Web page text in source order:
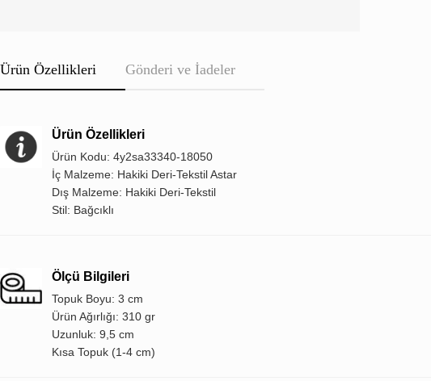
Ürün Özellikleri Gönderi ve İadeler
Ürün Özellikleri
Ürün Kodu: 4y2sa33340-18050
İç Malzeme: Hakiki Deri-Tekstil Astar
Dış Malzeme: Hakiki Deri-Tekstil
Stil: Bağcıklı
Ölçü Bilgileri
Topuk Boyu: 3 cm
Ürün Ağırlığı: 310 gr
Uzunluk: 9,5 cm
Kısa Topuk (1-4 cm)